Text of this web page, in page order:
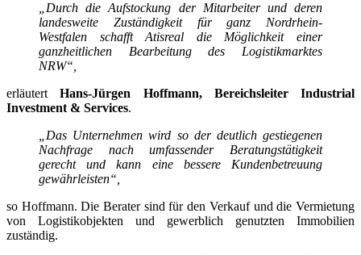
„Durch die Aufstockung der Mitarbeiter und deren
landesweite Zuständigkeit für ganz Nordrhein-
Westfalen schafft Atisreal die Möglichkeit einer
ganzheitlichen Bearbeitung des Logistikmarktes
NRW“,
erläutertHans-Jürgen Hoffmann, Bereichsleiter Industrial
Investment & Services.
„Das Unternehmen wird so der deutlich gestiegenen
Nachfrage nach umfassender Beratungstätigkeit
gerecht und kann eine bessere Kundenbetreuung
gewährleisten“,
so Hoffmann. Die Berater sind für den Verkauf und die Vermietung
von Logistikobjekten und gewerblich genutzten Immobilien
zuständig.